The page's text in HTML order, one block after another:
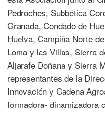
Pedroches, Subbética
Granada, Condado de
Huelva, Campiña Norte
Loma y las Villas, Sierra
Aljarafe Doñana y Sierra
representantes de la
Innovación y Cadena
formadora- dinamizadora